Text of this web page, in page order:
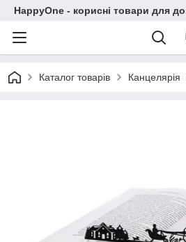
HappyOne - корисні товари для
Каталог товарів Канцелярія